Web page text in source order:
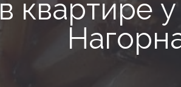
в квартире